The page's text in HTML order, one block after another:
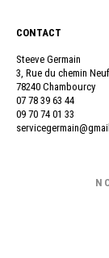
CONTACT
Steeve Germain
3, Rue du chemin Neuf
78240 Chambourcy
07 78 39 63 44
09 70 74 01 33